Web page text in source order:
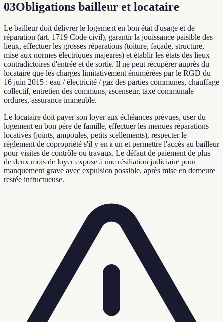
03Obligations bailleur et locataire
Le bailleur doit délivrer le logement en bon état d'usage et de
réparation (art. 1719 Code civil), garantir la jouissance paisible des
lieux, effectuer les grosses réparations (toiture, façade, structure,
mise aux normes électriques majeures) et établir les états des lieux
contradictoires d'entrée et de sortie. Il ne peut récupérer auprès du
locataire que les charges limitativement énumérées par le RGD du
16 juin 2015 : eau / électricité / gaz des parties communes, chauffage
collectif, entretien des communs, ascenseur, taxe communale
ordures, assurance immeuble.
Le locataire doit payer son loyer aux échéances prévues, user du
logement en bon père de famille, effectuer les menues réparations
locatives (joints, ampoules, petits scellements), respecter le
règlement de copropriété s'il y en a un et permettre l'accès au bailleur
pour visites de contrôle ou travaux. Le défaut de paiement de plus
de deux mois de loyer expose à une résiliation judiciaire pour
manquement grave avec expulsion possible, après mise en demeure
restée infructueuse.